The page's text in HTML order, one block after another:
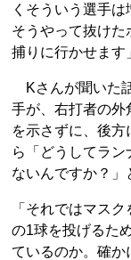
くそういう選手は
そうやって抜けた
捕りに行かせます
Kさんが聞いた
手が、右打者の外
を示さずに、後
ら「どうしてラ
ないんですか？」
「それではマス
の1球を投げるた
ているのか。確か